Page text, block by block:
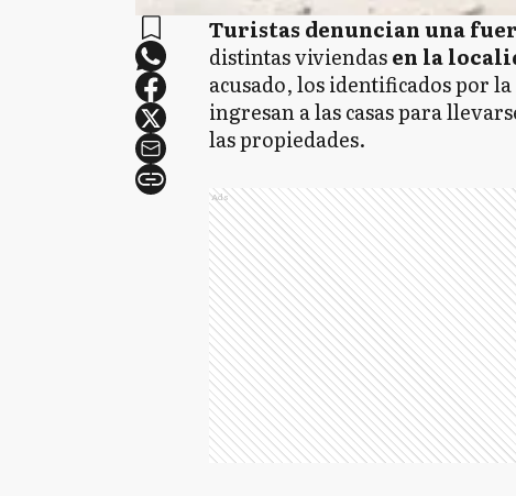
Turistas denuncian una
distintas viviendasen la
acusado, los identificados por
ingresan a las casas para
las propiedades.
Ads